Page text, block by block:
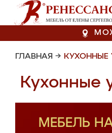
ГЛАВНАЯ → КУХОННЫЕ
Кухонные
МЕБЕЛЬ